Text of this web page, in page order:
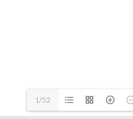
1/52